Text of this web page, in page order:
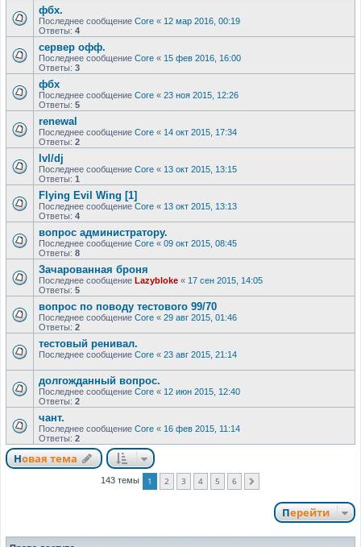
фбх.
Последнее сообщение Core « 12 мар 2016, 00:19
Ответы: 4
сервер офф.
Последнее сообщение Core « 15 фев 2016, 16:00
Ответы: 3
фбх
Последнее сообщение Core « 23 ноя 2015, 12:26
Ответы: 5
renewal
Последнее сообщение Core « 14 окт 2015, 17:34
Ответы: 2
lvl/dj
Последнее сообщение Core « 13 окт 2015, 13:15
Ответы: 1
Flying Evil Wing [1]
Последнее сообщение Core « 13 окт 2015, 13:13
Ответы: 4
вопрос администратору.
Последнее сообщение Core « 09 окт 2015, 08:45
Ответы: 8
Зачарованная броня
Последнее сообщение Lazybloke « 17 сен 2015, 14:05
Ответы: 5
вопрос по поводу тестового 99/70
Последнее сообщение Core « 29 авг 2015, 01:46
Ответы: 2
тестовый ренивал.
Последнее сообщение Core « 23 авг 2015, 21:14
долгожданный вопрос.
Последнее сообщение Core « 12 июн 2015, 12:40
Ответы: 2
чант.
Последнее сообщение Core « 16 фев 2015, 11:14
Ответы: 2
Новая тема
143 темы 1 2 3 4 5 6
Перейти